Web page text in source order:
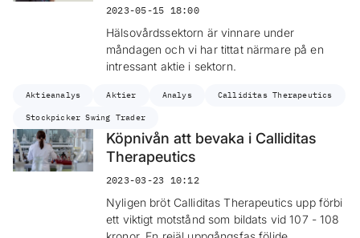
2023-05-15 18:00
Hälsovårdssektorn är vinnare under
måndagen och vi har tittat närmare på en
intressant aktie i sektorn.
Aktieanalys Aktier Analys Calliditas Therapeutics
Stockpicker Swing Trader
Köpnivån att bevaka i Calliditas
Therapeutics
2023-03-23 10:12
Nyligen bröt Calliditas Therapeutics upp förbi
ett viktigt motstånd som bildats vid 107 - 108